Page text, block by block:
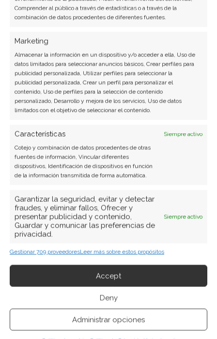
Comprender al público a través de estadísticas o a través de la
combinación de datos procedentes de diferentes fuentes.
Marketing
Almacenar la información en un dispositivo y/o acceder a ella, Uso de
datos limitados para seleccionar anuncios básicos, Crear perfiles para
publicidad personalizada, Utilizar perfiles para seleccionar la
publicidad personalizada, Crear un perfil para personalizar el
contenido, Uso de perfiles para la selección de contenido
personalizado, Desarrollo y mejora de los servicios, Uso de datos
limitados con el objetivo de seleccionar el contenido.
Características
Siempre activo
Cotejo y combinación de datos procedentes de otras
fuentes de información, Vincular diferentes
dispositivos, Identificación de dispositivos en función
de la información transmitida de forma automática.
Garantizar la seguridad, evitar y detectar
fraudes, y eliminar fallos, Ofrecer y
presentar publicidad y contenido,
Guardar y comunicar las preferencias de
privacidad.
Siempre activo
Gestionar 709 proveedoresLeer más sobre estos propósitos
Accept
Deny
Administrar opciones
MaríaDB
Programas IDE
Básicamente son programas para crear
programas, en donde el programador, haciendo
uso de un lenguaje de programación escribe el
código que luego será interpretado por la
dará como resultado un
programa informático
ejecutable.
Ejemplos de IDEs:
Visual Studio
Android Studio
NetBeans
Programas multimedia
Programas que pueden
reproducir, crear y
grabar imágenes, audio y archivos de video.
Utilizados para animación, edición de video,
gráficos y edición de imágenes.